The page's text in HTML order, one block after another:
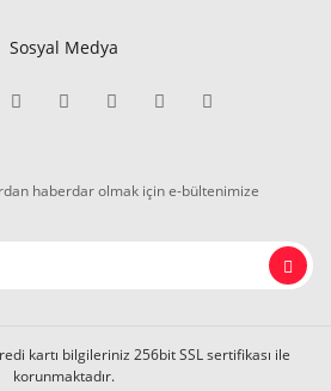
Sosyal Medya
haberdar olmak için e-bültenimize
kartı bilgileriniz 256bit SSL sertifikası ile
korunmaktadır.